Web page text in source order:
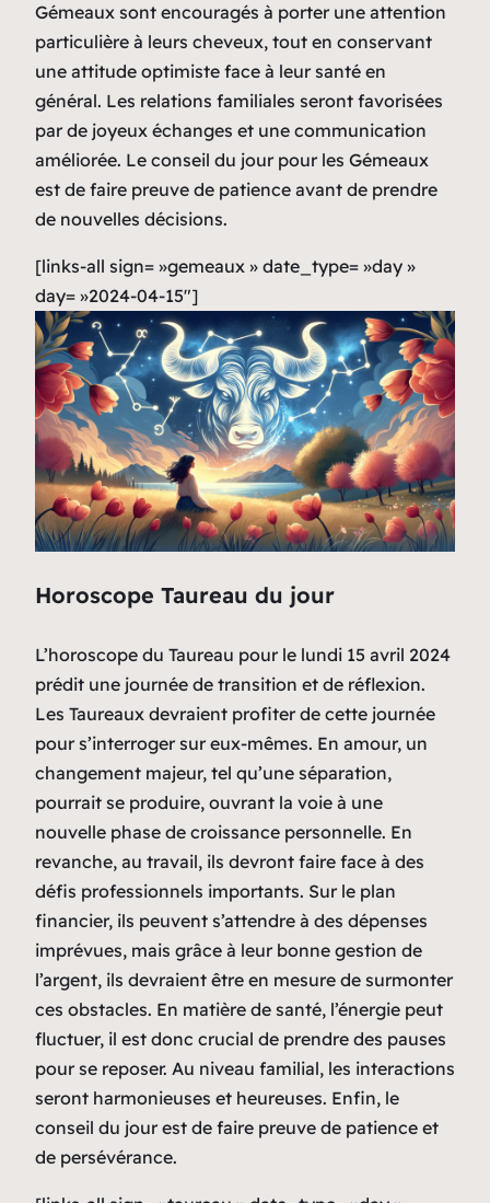
Gémeaux sont encouragés à porter une attention
particulière à leurs cheveux, tout en conservant
une attitude optimiste face à leur santé en
général. Les relations familiales seront favorisées
par de joyeux échanges et une communication
améliorée. Le conseil du jour pour les Gémeaux
est de faire preuve de patience avant de prendre
de nouvelles décisions.
[links-all sign= »gemeaux » date_type= »day »
day= »2024-04-15″]
Horoscope Taureau du jour
L’horoscope du Taureau pour le lundi 15 avril 2024
prédit une journée de transition et de réflexion.
Les Taureaux devraient profiter de cette journée
pour s’interroger sur eux-mêmes. En amour, un
changement majeur, tel qu’une séparation,
pourrait se produire, ouvrant la voie à une
nouvelle phase de croissance personnelle. En
revanche, au travail, ils devront faire face à des
défis professionnels importants. Sur le plan
financier, ils peuvent s’attendre à des dépenses
imprévues, mais grâce à leur bonne gestion de
l’argent, ils devraient être en mesure de surmonter
ces obstacles. En matière de santé, l’énergie peut
fluctuer, il est donc crucial de prendre des pauses
pour se reposer. Au niveau familial, les interactions
seront harmonieuses et heureuses. Enfin, le
conseil du jour est de faire preuve de patience et
de persévérance.